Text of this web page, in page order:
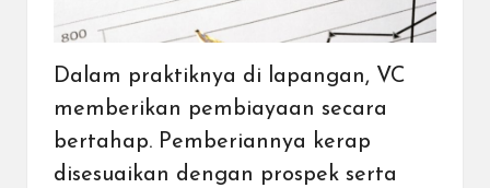
Dalam praktiknya di lapangan, VC
memberikan pembiayaan secara
bertahap. Pemberiannya kerap
disesuaikan dengan prospek serta